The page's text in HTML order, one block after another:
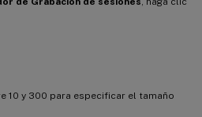
10 y 300 para especificar el tamaño